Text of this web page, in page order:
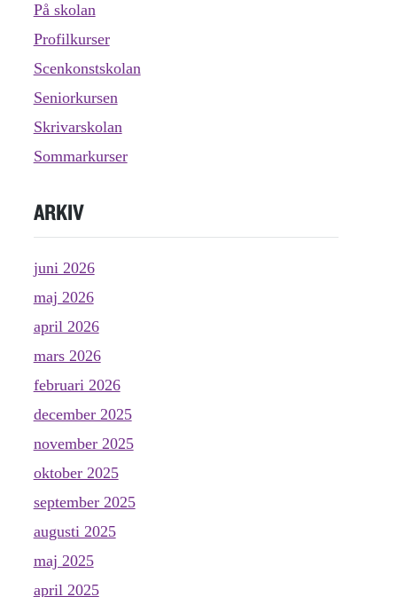
På skolan
Profilkurser
Scenkonstskolan
Seniorkursen
Skrivarskolan
Sommarkurser
ARKIV
juni 2026
maj 2026
april 2026
mars 2026
februari 2026
december 2025
november 2025
oktober 2025
september 2025
augusti 2025
maj 2025
april 2025